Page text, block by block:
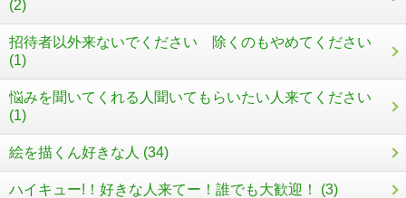
(2)
招待者以外来ないでください 除くのもやめてください
(1)
悩みを聞いてくれる人聞いてもらいたい人来てください
(1)
絵を描くん好きな人 (34)
ハイキュー!！好きな人来てー！誰でも大歓迎！ (3)